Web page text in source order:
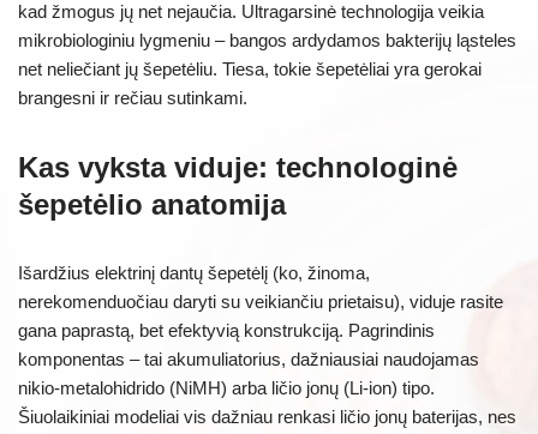
kad žmogus jų net nejaučia. Ultragarsinė technologija veikia
mikrobiologiniu lygmeniu – bangos ardydamos bakterijų ląsteles
net neliečiant jų šepetėliu. Tiesa, tokie šepetėliai yra gerokai
brangesni ir rečiau sutinkami.
Kas vyksta viduje: technologinė
šepetėlio anatomija
Išardžius elektrinį dantų šepetėlį (ko, žinoma,
nerekomenduočiau daryti su veikiančiu prietaisu), viduje rasite
gana paprastą, bet efektyvią konstrukciją. Pagrindinis
komponentas – tai akumuliatorius, dažniausiai naudojamas
nikio-metalohidrido (NiMH) arba ličio jonų (Li-ion) tipo.
Šiuolaikiniai modeliai vis dažniau renkasi ličio jonų baterijas, nes